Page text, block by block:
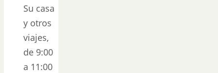
Su casa
y otros
viajes,
de 9:00
a 11:00